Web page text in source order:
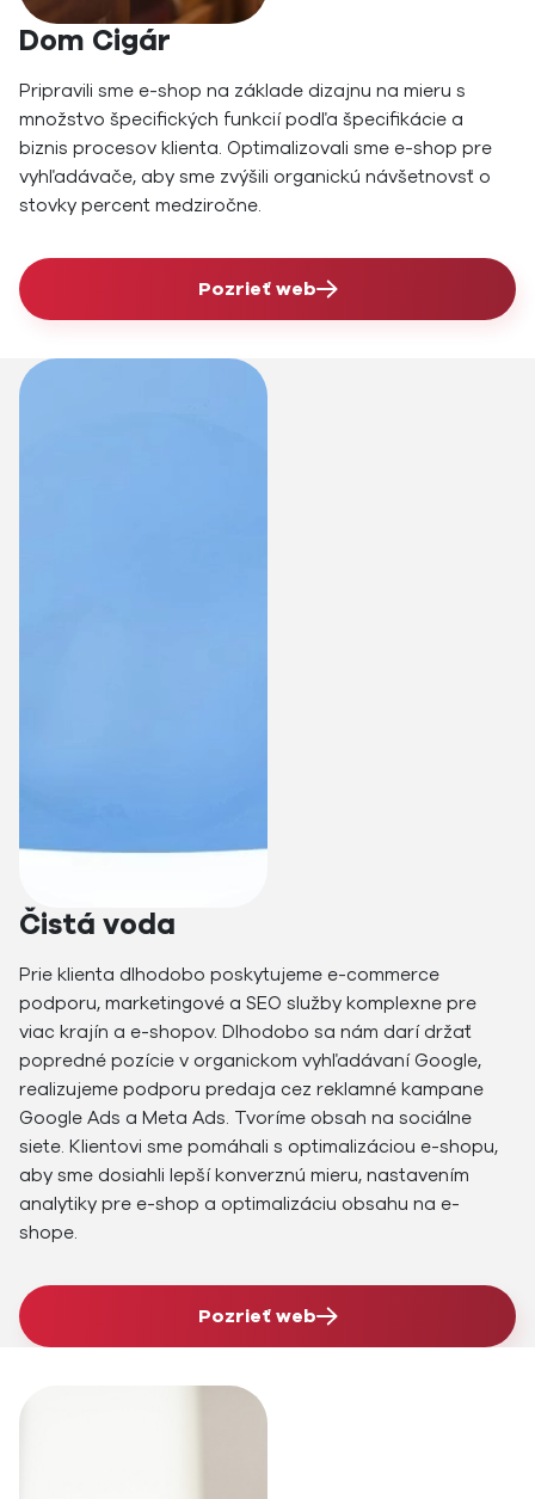
Dom Cigár
Pripravili sme e-shop na základe dizajnu na mieru s
množstvo špecifických funkcií podľa špecifikácie a
biznis procesov klienta. Optimalizovali sme e-shop pre
vyhľadávače, aby sme zvýšili organickú návšetnovsť o
stovky percent medziročne.
Pozrieť web
Čistá voda
Prie klienta dlhodobo poskytujeme e-commerce
podporu, marketingové a SEO služby komplexne pre
viac krajín a e-shopov. Dlhodobo sa nám darí držať
popredné pozície v organickom vyhľadávaní Google,
realizujeme podporu predaja cez reklamné kampane
Google Ads a Meta Ads. Tvoríme obsah na sociálne
siete. Klientovi sme pomáhali s optimalizáciou e-shopu,
aby sme dosiahli lepší konverznú mieru, nastavením
analytiky pre e-shop a optimalizáciu obsahu na e-
shope.
Pozrieť web